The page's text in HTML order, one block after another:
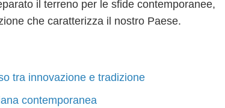
il terreno per le sfide contemporanee,
che caratterizza il nostro Paese.
tra innovazione e tradizione
contemporanea